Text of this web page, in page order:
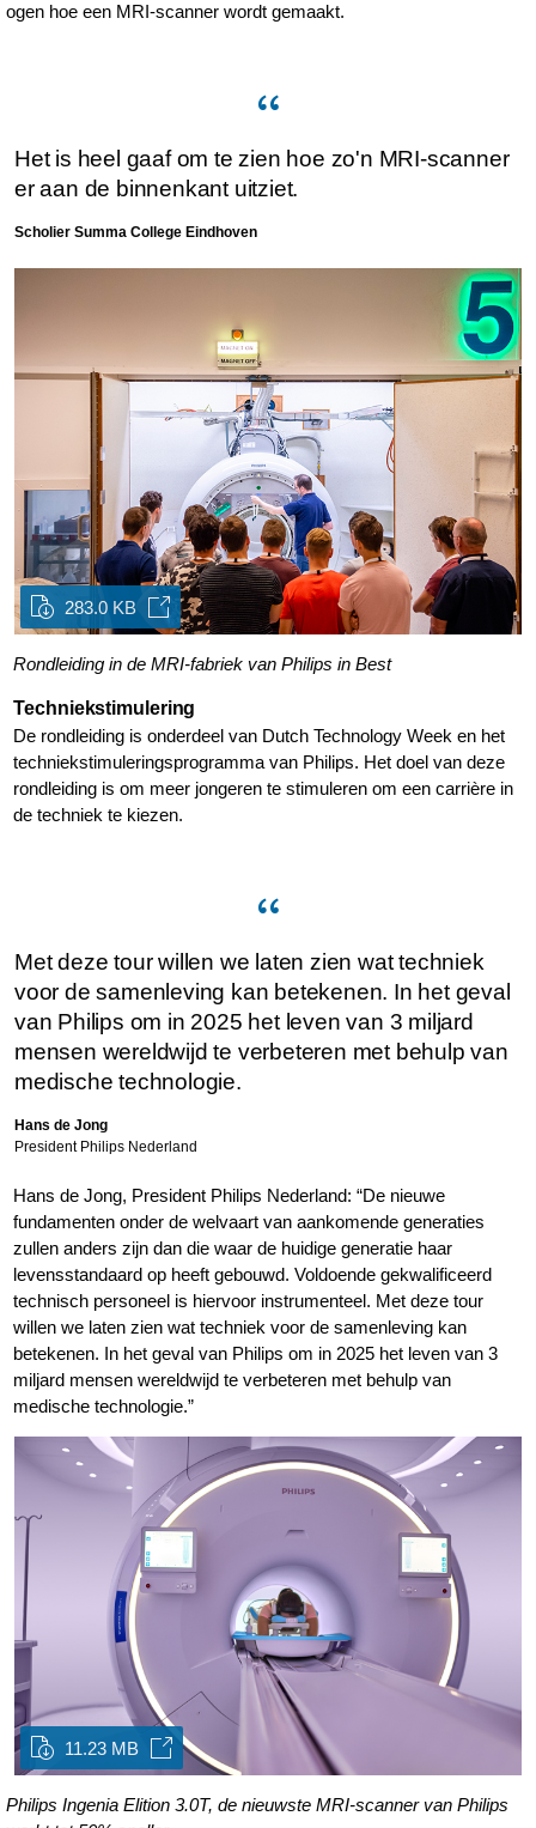
ogen hoe een MRI-scanner wordt gemaakt.
Het is heel gaaf om te zien hoe zo'n MRI-scanner
er aan de binnenkant uitziet.
Scholier Summa College Eindhoven
283.0 KB
Rondleiding in de MRI-fabriek van Philips in Best
Techniekstimulering
De rondleiding is onderdeel van Dutch Technology Week en het
techniekstimuleringsprogramma van Philips. Het doel van deze
rondleiding is om meer jongeren te stimuleren om een carrière in
de techniek te kiezen.
Met deze tour willen we laten zien wat techniek
voor de samenleving kan betekenen. In het geval
van Philips om in 2025 het leven van 3 miljard
mensen wereldwijd te verbeteren met behulp van
medische technologie.
Hans de Jong
President Philips Nederland
Hans de Jong, President Philips Nederland: “De nieuwe
fundamenten onder de welvaart van aankomende generaties
zullen anders zijn dan die waar de huidige generatie haar
levensstandaard op heeft gebouwd. Voldoende gekwalificeerd
technisch personeel is hiervoor instrumenteel. Met deze tour
willen we laten zien wat techniek voor de samenleving kan
betekenen. In het geval van Philips om in 2025 het leven van 3
miljard mensen wereldwijd te verbeteren met behulp van
medische technologie.”
11.23 MB
Philips Ingenia Elition 3.0T, de nieuwste MRI-scanner van Philips